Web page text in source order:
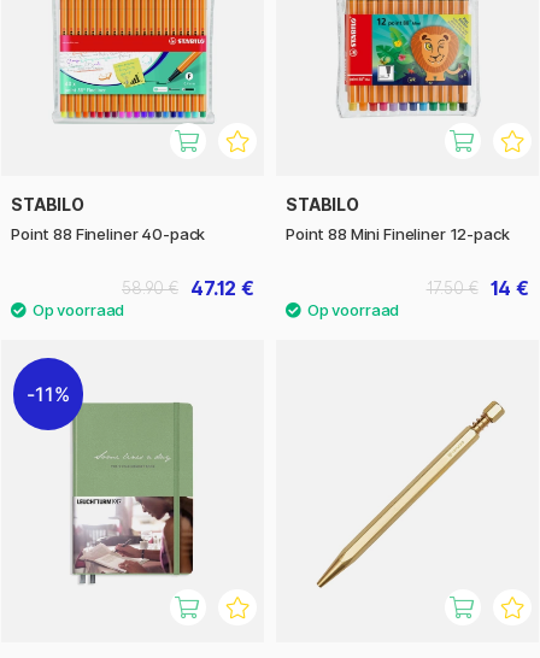
STABILO
Point 88 Fineliner 40-pack
47.12 €
58.90 €
STABILO
Point 88 Mini Fineliner 12-pack
14 €
17.50 €
11%